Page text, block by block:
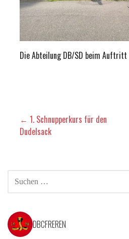
Die Abteilung DB/SD beim Auftritt
Beitragsnavigation
← 1. Schnupperkurs für den
Dudelsack
SUCHEN
NACH:
DBCFREREN